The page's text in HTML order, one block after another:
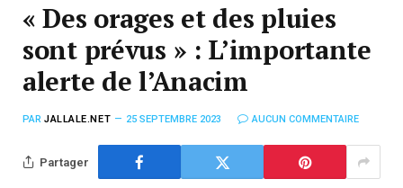
« Des orages et des pluies
sont prévus » : L’importante
alerte de l’Anacim
PAR JALLALE.NET 25 SEPTEMBRE 2023 AUCUN COMMENTAIRE
Partager